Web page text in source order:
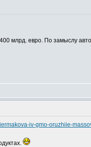
млрд. евро. По замыслу
iv-gmo-oruzhiie-